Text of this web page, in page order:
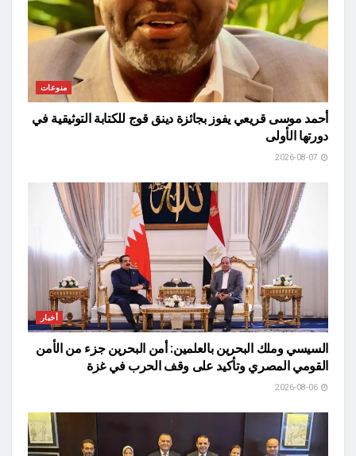
منوعات
أحمد موسى قريعي يفوز بجائزة دينق قوج للكتابة التوثيقية في
دورتها الأولى
أخبار
السيسي وملك البحرين بالعلمين: أمن البحرين جزء من الأمن
القومي المصري وتأكيد على وقف الحرب في غزة